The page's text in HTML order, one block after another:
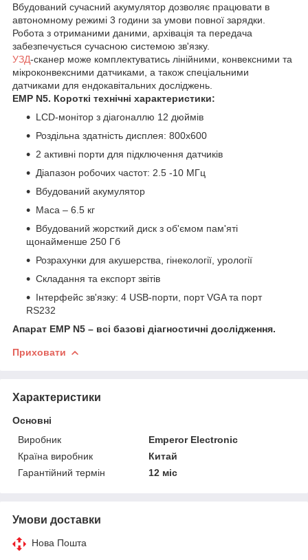
Вбудований сучасний акумулятор дозволяє працювати в
автономному режимі 3 години за умови повної зарядки.
Робота з отриманими даними, архівація та передача
забезпечується сучасною системою зв'язку.
УЗД-сканер може комплектуватись лінійними, конвексними та
мікроконвексними датчиками, а також спеціальними
датчиками для ендокавітальних досліджень.
EMP N5. Короткі технічні характеристики:
LCD-монітор з діагоналлю 12 дюймів
Роздільна здатність дисплея: 800х600
2 активні порти для підключення датчиків
Діапазон робочих частот: 2.5 -10 МГц
Вбудований акумулятор
Маса – 6.5 кг
Вбудований жорсткий диск з об'ємом пам'яті
щонайменше 250 Гб
Розрахунки для акушерства, гінекології, урології
Складання та експорт звітів
Інтерфейс зв'язку: 4 USB-порти, порт VGA та порт
RS232
Апарат EMP N5 – всі базові діагностичні дослідження.
Приховати
Характеристики
Основні
Виробник
Emperor Electronic
Країна виробник
Китай
Гарантійний термін
12 міс
Умови доставки
Нова Пошта